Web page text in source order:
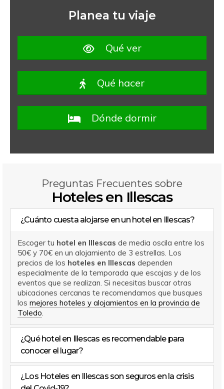
Planea tu viaje
Qué ver
Qué hacer
Dónde dormir
Preguntas Frecuentes sobre
Hoteles en Illescas
¿Cuánto cuesta alojarse en un hotel en Illescas?
Escoger tu hotel en Illescas de media oscila entre los
50€ y 70€ en un alojamiento de 3 estrellas. Los
precios de los hoteles en Illescas dependen
especialmente de la temporada que escojas y de los
eventos que se realizan. Si necesitas buscar otras
ubicaciones cercanas te recomendamos que busques
los mejores hoteles y alojamientos en la provincia de
Toledo
¿Qué hotel en Illescas es recomendable para
conocer el lugar?
¿Los Hoteles en Illescas son seguros en la crisis